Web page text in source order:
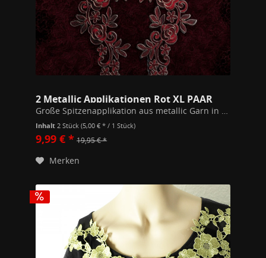
2 Metallic Applikationen Rot XL PAAR
Große Spitzenapplikation aus metallic Garn in einem schönen dunklen rot mit gold umrandet. Maße: 38,5 x 17cm an den breitesten Stellen. Stickerei auf schwarzem Organza. Enthält 2 Applikationen, die ein gespiegeltes Paar ergeben.
Inhalt2 Stück(5,00 € * / 1 Stück)
9,99 € * 19,95 € *
Merken